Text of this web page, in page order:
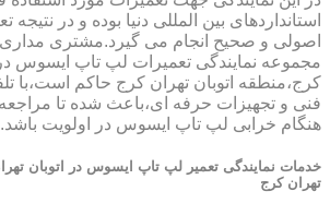
استانداردهای بین المللی دنیا بوده و در
اصولی و صحیح انجام می گیرد.مشتری
مجموعه نمایندگی تعمیرات لپ تاپ ایسوس در
کرج،منطقه اتوبان تهران کرج حاکم است،با
فنی و تجهیزات حرفه ای،باعث شده تا مراجعه
هنگام خرابی لپ تاپ ایسوس در اولویت باشد.
خدمات نمایندگی تعمیر لپ تاپ ایسوس در اتوبان
تهران کرج